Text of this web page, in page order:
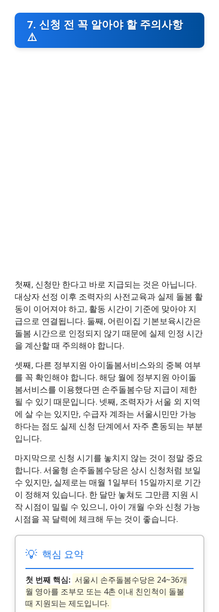
7. 신청 전 꼭 알아야 할 주의사항
⚠️
첫째, 신청만 한다고 바로 지급되는 것은 아닙니다.
대상자 선정 이후 조력자의 사전교육과 실제 돌봄 활
동이 이어져야 하고, 활동 시간이 기준에 맞아야 지
급으로 연결됩니다. 둘째, 어린이집 기본보육시간은
돌봄 시간으로 인정되지 않기 때문에 실제 인정 시간
을 계산할 때 주의해야 합니다.
셋째, 다른 정부지원 아이돌봄서비스와의 중복 여부
를 꼭 확인해야 합니다. 해당 월에 정부지원 아이돌
봄서비스를 이용했다면 손주돌봄수당 지급이 제한
될 수 있기 때문입니다. 넷째, 조력자가 서울 외 지역
에 살 수는 있지만, 수급자 계좌는 서울시민만 가능
하다는 점도 실제 신청 단계에서 자주 혼동되는 부분
입니다.
마지막으로 신청 시기를 놓치지 않는 것이 정말 중요
합니다. 서울형 손주돌봄수당은 상시 신청처럼 보일
수 있지만, 실제로는 매월 1일부터 15일까지로 기간
이 정해져 있습니다. 한 달만 놓쳐도 그만큼 지원 시
작 시점이 밀릴 수 있으니, 아이 개월 수와 신청 가능
시점을 꼭 달력에 체크해 두는 것이 좋습니다.
💡 핵심 요약
첫 번째 핵심: 서울시 손주돌봄수당은 24~36개
월 영아를 조부모 또는 4촌 이내 친인척이 돌볼
때 지원되는 제도입니다.